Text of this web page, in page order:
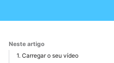
Neste artigo
1. Carregar o seu vídeo